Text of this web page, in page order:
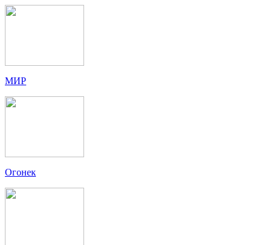
МИР
Огонек